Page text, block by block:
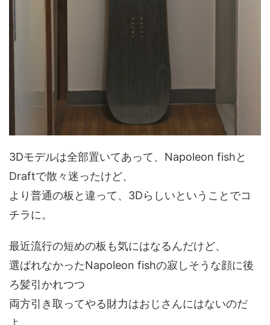
3Dモデルは全部置いてあって、Napoleon fishと
Draftで散々迷ったけど、
より普通の板と違って、3Dらしいということでコ
チラに。
最近流行の短めの板も気にはなるんだけど、
選ばれなかったNapoleon fishの寂しそうな顔に後
ろ髪引かれつつ
両方引き取ってやる財力はおじさんにはないのだ